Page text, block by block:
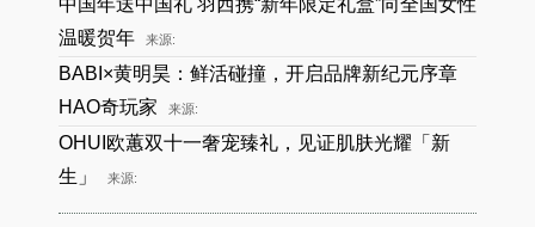
中国年送中国礼 羽西携“新年限定礼盒”向全国女性
温暖贺年
来源:
BABI×黄明昊：鲜活碰撞，开启品牌新纪元序章
HAO奇玩家
来源:
OHUI欧蕙双十一奢宠臻礼，见证肌肤光耀「新
生」
来源: